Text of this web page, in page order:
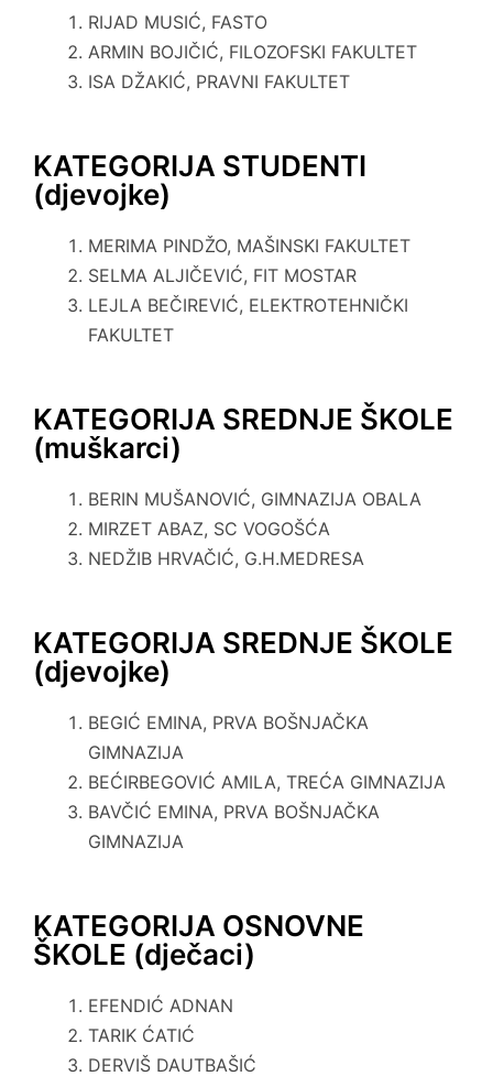
RIJAD MUSIĆ, FASTO
ARMIN BOJIČIĆ, FILOZOFSKI FAKULTET
ISA DŽAKIĆ, PRAVNI FAKULTET
KATEGORIJA STUDENTI
(djevojke)
MERIMA PINDŽO, MAŠINSKI FAKULTET
SELMA ALJIČEVIĆ, FIT MOSTAR
LEJLA BEČIREVIĆ, ELEKTROTEHNIČKI
FAKULTET
KATEGORIJA SREDNJE ŠKOLE
(muškarci)
BERIN MUŠANOVIĆ, GIMNAZIJA OBALA
MIRZET ABAZ, SC VOGOŠĆA
NEDŽIB HRVAČIĆ, G.H.MEDRESA
KATEGORIJA SREDNJE ŠKOLE
(djevojke)
BEGIĆ EMINA, PRVA BOŠNJAČKA
GIMNAZIJA
BEĆIRBEGOVIĆ AMILA, TREĆA GIMNAZIJA
BAVČIĆ EMINA, PRVA BOŠNJAČKA
GIMNAZIJA
KATEGORIJA OSNOVNE
ŠKOLE (dječaci)
EFENDIĆ ADNAN
TARIK ĆATIĆ
DERVIŠ DAUTBAŠIĆ